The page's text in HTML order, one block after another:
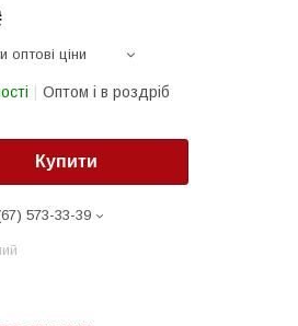
оптові ціни
Оптом і в роздріб
Купити
573-33-39